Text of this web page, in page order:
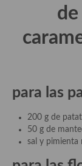
Especias,
Hierbas
Mojos y pastas
Sales y polvos
Salsas y mojos
Adobos
para las
200 g de
50 g de
sal y pimienta